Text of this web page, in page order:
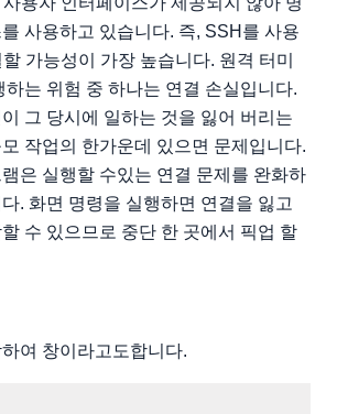
사용하고 있습니다. 즉, SSH를 사용
가능성이 가장 높습니다. 원격 터미
하는 위험 중 하나는 연결 손실입니다.
그 당시에 일하는 것을 잃어 버리는
작업의 한가운데 있으면 문제입니다.
은 실행할 수있는 연결 문제를 완화하
. 화면 명령을 실행하면 연결을 잃고
수 있으므로 중단 한 곳에서 픽업 할
여 창이라고도합니다.